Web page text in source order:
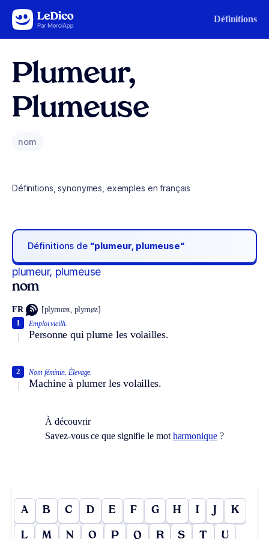
Aller au contenu Définitions
Plumeur,
Plumeuse
nom
Définitions, synonymes, exemples en français
Définitions de “plumeur, plumeuse“
plumeur, plumeuse
nom
FR [plymœʀ, plymøz]
Emploi vieilli.
Personne qui plume les volailles.
1
Nom féminin. Élevage.
Machine à plumer les volailles.
2
À découvrir
Savez-vous ce que signifie le mot harmonique?
A B C D E F G H I J K
L M N O P Q R S T U